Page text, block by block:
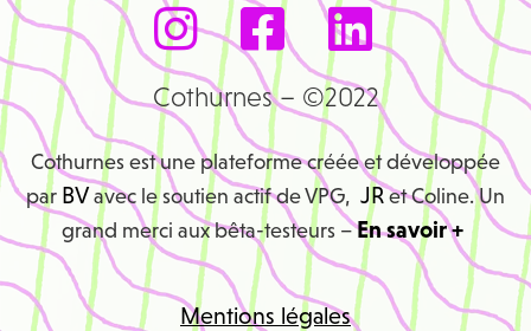
Cothurnes – ©2022
Cothurnes est une plateforme créée et développée
par BV avec le soutien actif de VPG, JRet Coline. Un
grand merci aux bêta-testeurs –En savoir +
Mentions légales